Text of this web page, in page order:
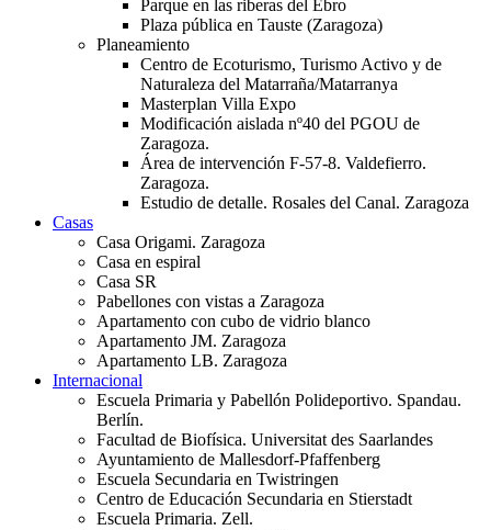
Parque en las riberas del Ebro
Plaza pública en Tauste (Zaragoza)
Planeamiento
Centro de Ecoturismo, Turismo Activo y de
Naturaleza del Matarraña/Matarranya
Masterplan Villa Expo
Modificación aislada nº40 del PGOU de
Zaragoza.
Área de intervención F-57-8. Valdefierro.
Zaragoza.
Estudio de detalle. Rosales del Canal. Zaragoza
Casas
Casa Origami. Zaragoza
Casa en espiral
Casa SR
Pabellones con vistas a Zaragoza
Apartamento con cubo de vidrio blanco
Apartamento JM. Zaragoza
Apartamento LB. Zaragoza
Internacional
Escuela Primaria y Pabellón Polideportivo. Spandau.
Berlín.
Facultad de Biofísica. Universitat des Saarlandes
Ayuntamiento de Mallesdorf-Pfaffenberg
Escuela Secundaria en Twistringen
Centro de Educación Secundaria en Stierstadt
Escuela Primaria. Zell.